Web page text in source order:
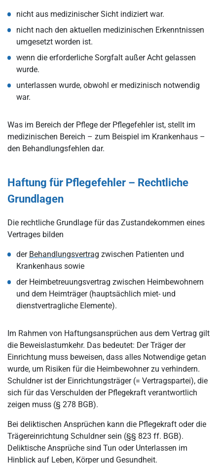
nicht aus medizinischer Sicht indiziert war.
nicht nach den aktuellen medizinischen Erkenntnissen
umgesetzt worden ist.
wenn die erforderliche Sorgfalt außer Acht gelassen
wurde.
unterlassen wurde, obwohl er medizinisch notwendig
war.
Was im Bereich der Pflege der Pflegefehler ist, stellt im
medizinischen Bereich – zum Beispiel im Krankenhaus –
den Behandlungsfehlen dar.
Haftung für Pflegefehler – Rechtliche
Grundlagen
Die rechtliche Grundlage für das Zustandekommen eines
Vertrages bilden
der Behandlungsvertrag zwischen Patienten und
Krankenhaus sowie
der Heimbetreuungsvertrag zwischen Heimbewohnern
und dem Heimträger (hauptsächlich miet- und
dienstvertragliche Elemente).
Im Rahmen von Haftungsansprüchen aus dem Vertrag gilt
die Beweislastumkehr. Das bedeutet: Der Träger der
Einrichtung muss beweisen, dass alles Notwendige getan
wurde, um Risiken für die Heimbewohner zu verhindern.
Schuldner ist der Einrichtungsträger (= Vertragspartei), die
sich für das Verschulden der Pflegekraft verantwortlich
zeigen muss (§ 278 BGB).
Bei deliktischen Ansprüchen kann die Pflegekraft oder die
Trägereinrichtung Schuldner sein (§§ 823 ff. BGB).
Deliktische Ansprüche sind Tun oder Unterlassen im
Hinblick auf Leben, Körper und Gesundheit.